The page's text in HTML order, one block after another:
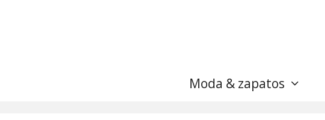
Moda & zapatos